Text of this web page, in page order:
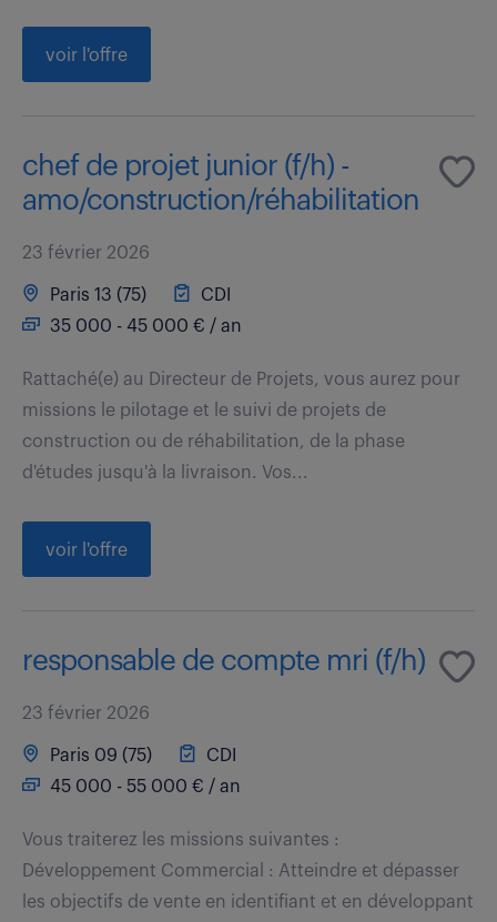
voir l'offre
chef de projet junior (f/h) -
amo/construction/réhabilitation
23 février 2026
Paris 13 (75)
CDI
35 000 - 45 000 € / an
Rattaché(e) au Directeur de Projets, vous aurez pour
missions le pilotage et le suivi de projets de
construction ou de réhabilitation, de la phase
d'études jusqu'à la livraison. Vos...
voir l'offre
responsable de compte mri (f/h)
23 février 2026
Paris 09 (75)
CDI
45 000 - 55 000 € / an
Vous traiterez les missions suivantes :
Développement Commercial : Atteindre et dépasser
les objectifs de vente en identifiant et en développant